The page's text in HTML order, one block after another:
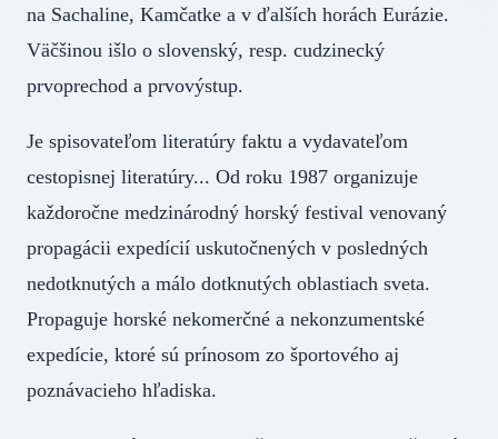
na Sachaline, Kamčatke a v ďalších horách Eurázie.
Väčšinou išlo o slovenský, resp. cudzinecký
prvoprechod a prvovýstup.
Je spisovateľom literatúry faktu a vydavateľom
cestopisnej literatúry... Od roku 1987 organizuje
každoročne medzinárodný horský festival venovaný
propagácii expedícií uskutočnených v posledných
nedotknutých a málo dotknutých oblastiach sveta.
Propaguje horské nekomerčné a nekonzumentské
expedície, ktoré sú prínosom zo športového aj
poznávacieho hľadiska.